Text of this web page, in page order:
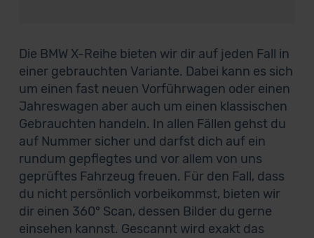
Die BMW X-Reihe bieten wir dir auf jeden Fall in
einer gebrauchten Variante. Dabei kann es sich
um einen fast neuen Vorführwagen oder einen
Jahreswagen aber auch um einen klassischen
Gebrauchten handeln. In allen Fällen gehst du
auf Nummer sicher und darfst dich auf ein
rundum gepflegtes und vor allem von uns
geprüftes Fahrzeug freuen. Für den Fall, dass
du nicht persönlich vorbeikommst, bieten wir
dir einen 360° Scan, dessen Bilder du gerne
einsehen kannst. Gescannt wird exakt das